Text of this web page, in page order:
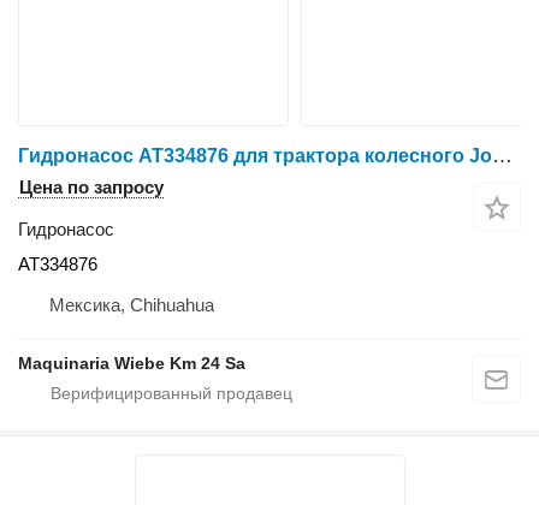
Гидронасос AT334876 для трактора колесного John Deere 410G
Цена по запросу
Гидронасос
AT334876
Мексика, Chihuahua
Maquinaria Wiebe Km 24 Sa